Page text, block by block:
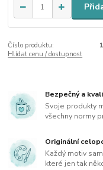
Číslo produktu:
Hlídat cenu / dostupnost
Bezpečný a
Svoje produkty
všechny normy
Originální
Každý motiv
které jen tak